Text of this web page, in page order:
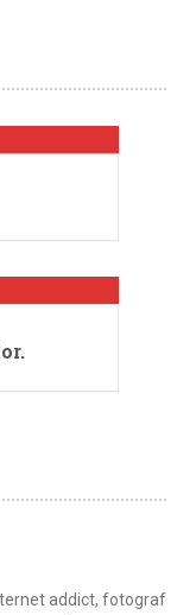
addict, fotograf